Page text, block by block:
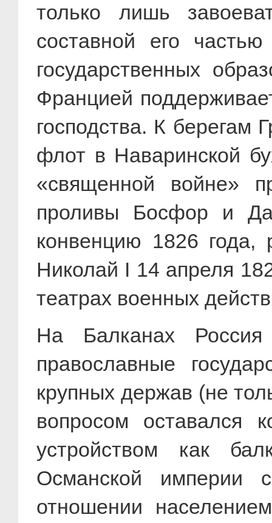
только лишь
составной его
государственных
Францией
господства. К берегам
флот в Наваринской
«священной войне»
проливы Босфор и
конвенцию 1826 года,
Николай I 14 апреля
театрах военных
На Балканах Россия
православные
крупных держав (не
вопросом оставался
устройством как
Османской империи
отношении